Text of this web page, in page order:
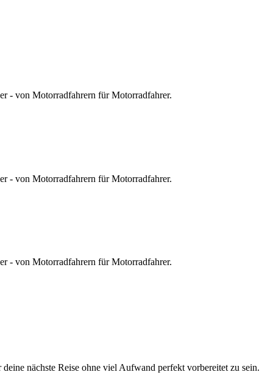
- von Motorradfahrern für Motorradfahrer.
- von Motorradfahrern für Motorradfahrer.
- von Motorradfahrern für Motorradfahrer.
nächste Reise ohne viel Aufwand perfekt vorbereitet zu sein.